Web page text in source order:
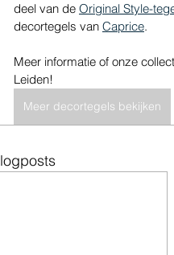
deel van de Original Style-
decortegels van Caprice.
Meer informatie of onze
Leiden!
Meer decortegels bekijken